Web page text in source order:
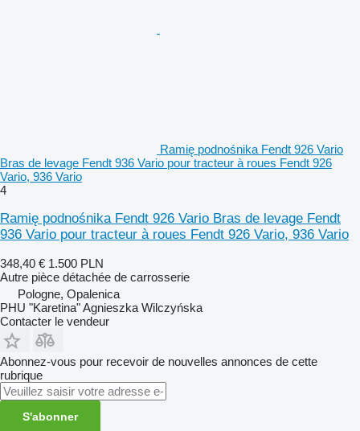
Ramię podnośnika Fendt 926 Vario
Bras de levage Fendt 936 Vario pour tracteur à roues Fendt 926
Vario, 936 Vario
4
Ramię podnośnika Fendt 926 Vario Bras de levage Fendt
936 Vario pour tracteur à roues Fendt 926 Vario, 936 Vario
348,40 € 1.500 PLN
Autre pièce détachée de carrosserie
Pologne, Opalenica
PHU "Karetina" Agnieszka Wilczyńska
Contacter le vendeur
Abonnez-vous pour recevoir de nouvelles annonces de cette
rubrique
S'abonner